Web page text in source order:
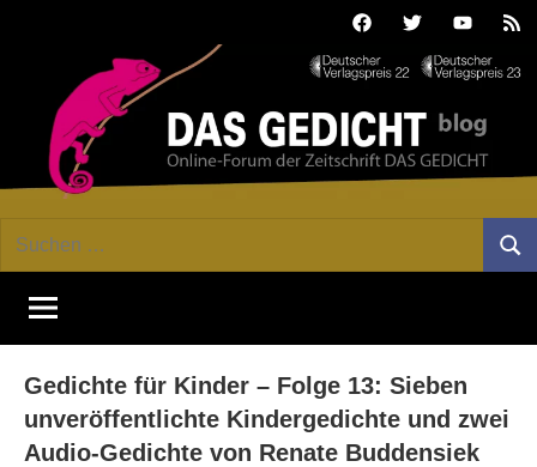
FacebookTwitterYoutube
GEDICHT
blog
Forum
von
DAS
Lyrik,
Essay
Suchen
Gedichte für Kinder – Folge 13: Sieben
unveröffentlichte Kindergedichte und zwei
Audio-Gedichte von Renate Buddensiek